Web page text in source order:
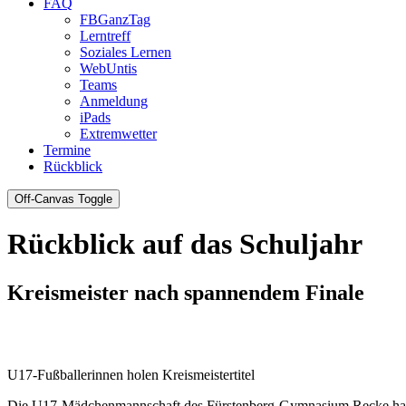
FAQ
FBGanzTag
Lerntreff
Soziales Lernen
WebUntis
Teams
Anmeldung
iPads
Extremwetter
Termine
Rückblick
Off-Canvas Toggle
Rückblick auf das Schuljahr
Kreismeister nach spannendem Finale
U17-Fußballerinnen holen Kreismeistertitel